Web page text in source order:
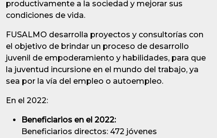
productivamente a la sociedad y mejorar sus
condiciones de vida.
FUSALMO desarrolla proyectos y consultorías con
el objetivo de brindar un proceso de desarrollo
juvenil de empoderamiento y habilidades, para que
la juventud incursione en el mundo del trabajo, ya
sea por la vía del empleo o autoempleo.
En el 2022:
Beneficiarios en el 2022:
Beneficiarios directos: 472 jóvenes